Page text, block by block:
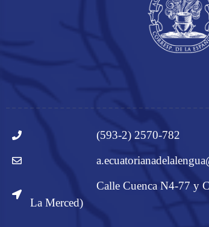
(593-2) 2570-782
Calle Cuenca N4-77 y
La Merced)